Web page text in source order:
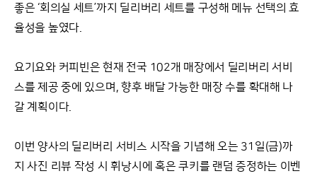
좋은 ‘회의실 세트’까지 딜리버리 세트를 구성해 메뉴 선택의 효
율성을 높였다.
요기요와 커피빈은 현재 전국 102개 매장에서 딜리버리 서비
스를 제공 중에 있으며, 향후 배달 가능한 매장 수를 확대해 나
갈 계획이다.
이번 양사의 딜리버리 서비스 시작을 기념해 오는 31일(금)까
지 사진 리뷰 작성 시 휘낭시에 혹은 쿠키를 랜덤 증정하는 이벤